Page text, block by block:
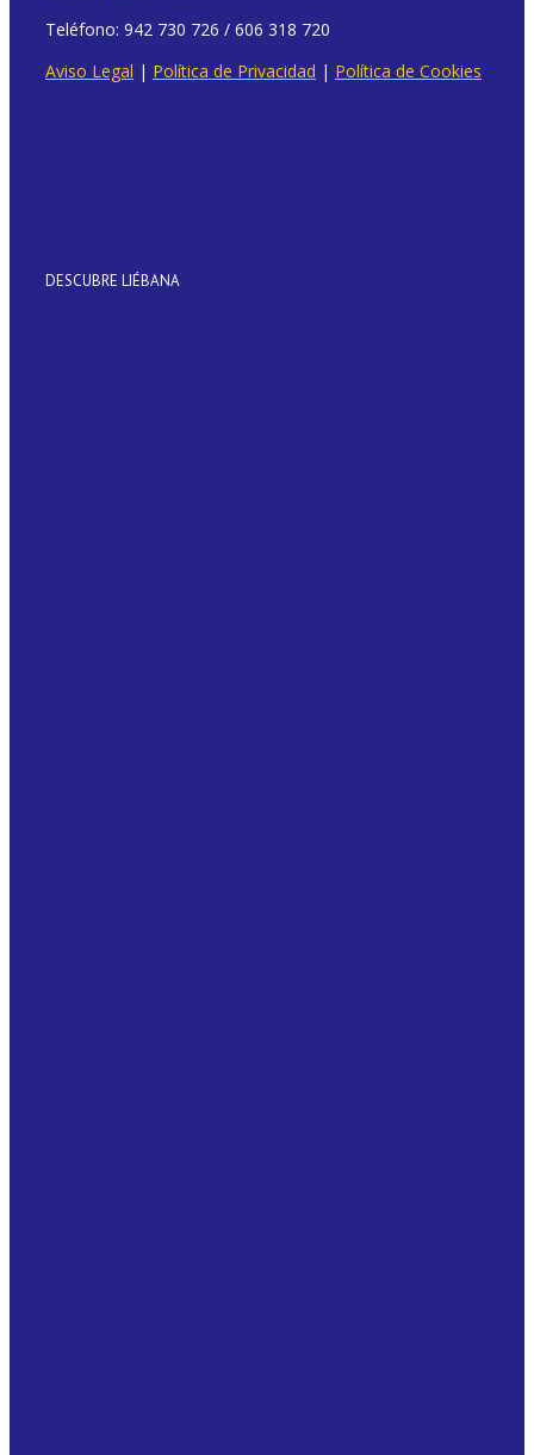
Teléfono: 942 730 726 / 606 318 720
Aviso Legal | Política de Privacidad | Política de Cookies
DESCUBRE LIÉBANA